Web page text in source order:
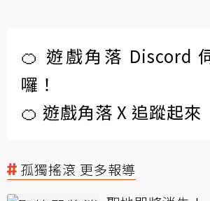
🍊 遊戲角落 Discord
囉！
🍊 遊戲角落 X 追蹤起來
孤獨搖滾 更多報導